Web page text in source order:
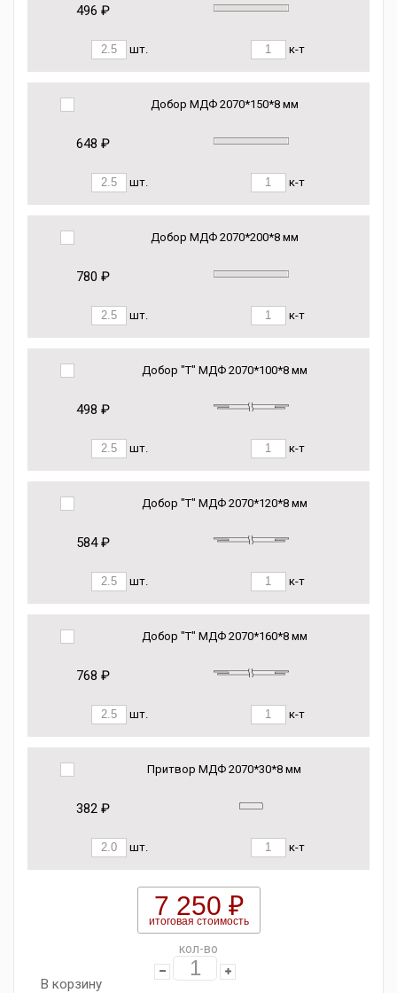
496 ₽
шт. к-т
Добор МДФ 2070*150*8 мм
648 ₽
шт. к-т
Добор МДФ 2070*200*8 мм
780 ₽
шт. к-т
Добор "Т" МДФ 2070*100*8 мм
498 ₽
шт. к-т
Добор "Т" МДФ 2070*120*8 мм
584 ₽
шт. к-т
Добор "Т" МДФ 2070*160*8 мм
768 ₽
шт. к-т
Притвор МДФ 2070*30*8 мм
382 ₽
шт. к-т
7 250 ₽
итоговая стоимость
кол-во
В корзину